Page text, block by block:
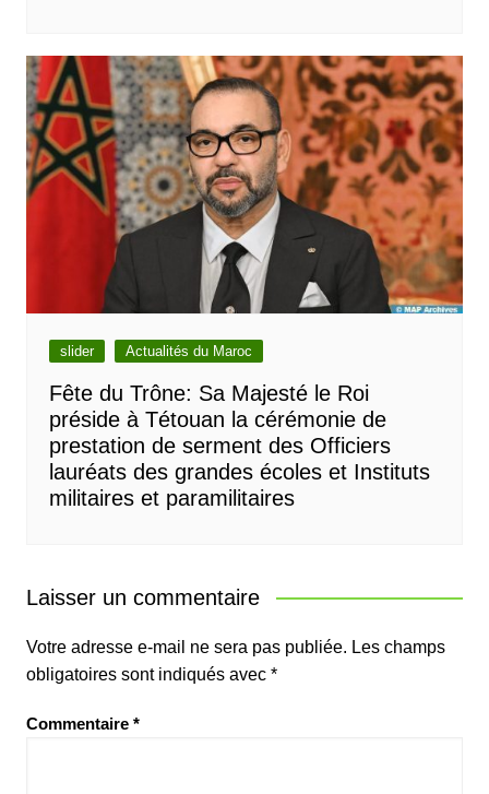
slider Actualités du Maroc
Fête du Trône: Sa Majesté le Roi
préside à Tétouan la cérémonie de
prestation de serment des Officiers
lauréats des grandes écoles et Instituts
militaires et paramilitaires
Laisser un commentaire
Votre adresse e-mail ne sera pas publiée. Les champs
obligatoires sont indiqués avec *
Commentaire *